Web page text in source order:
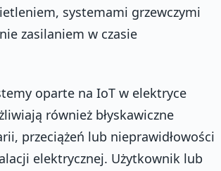
systemami grzewczymi
zasilaniem w czasie
oparte na IoT w elektryce
również błyskawiczne
przeciążeń lub nieprawidłowości
elektrycznej. Użytkownik lub